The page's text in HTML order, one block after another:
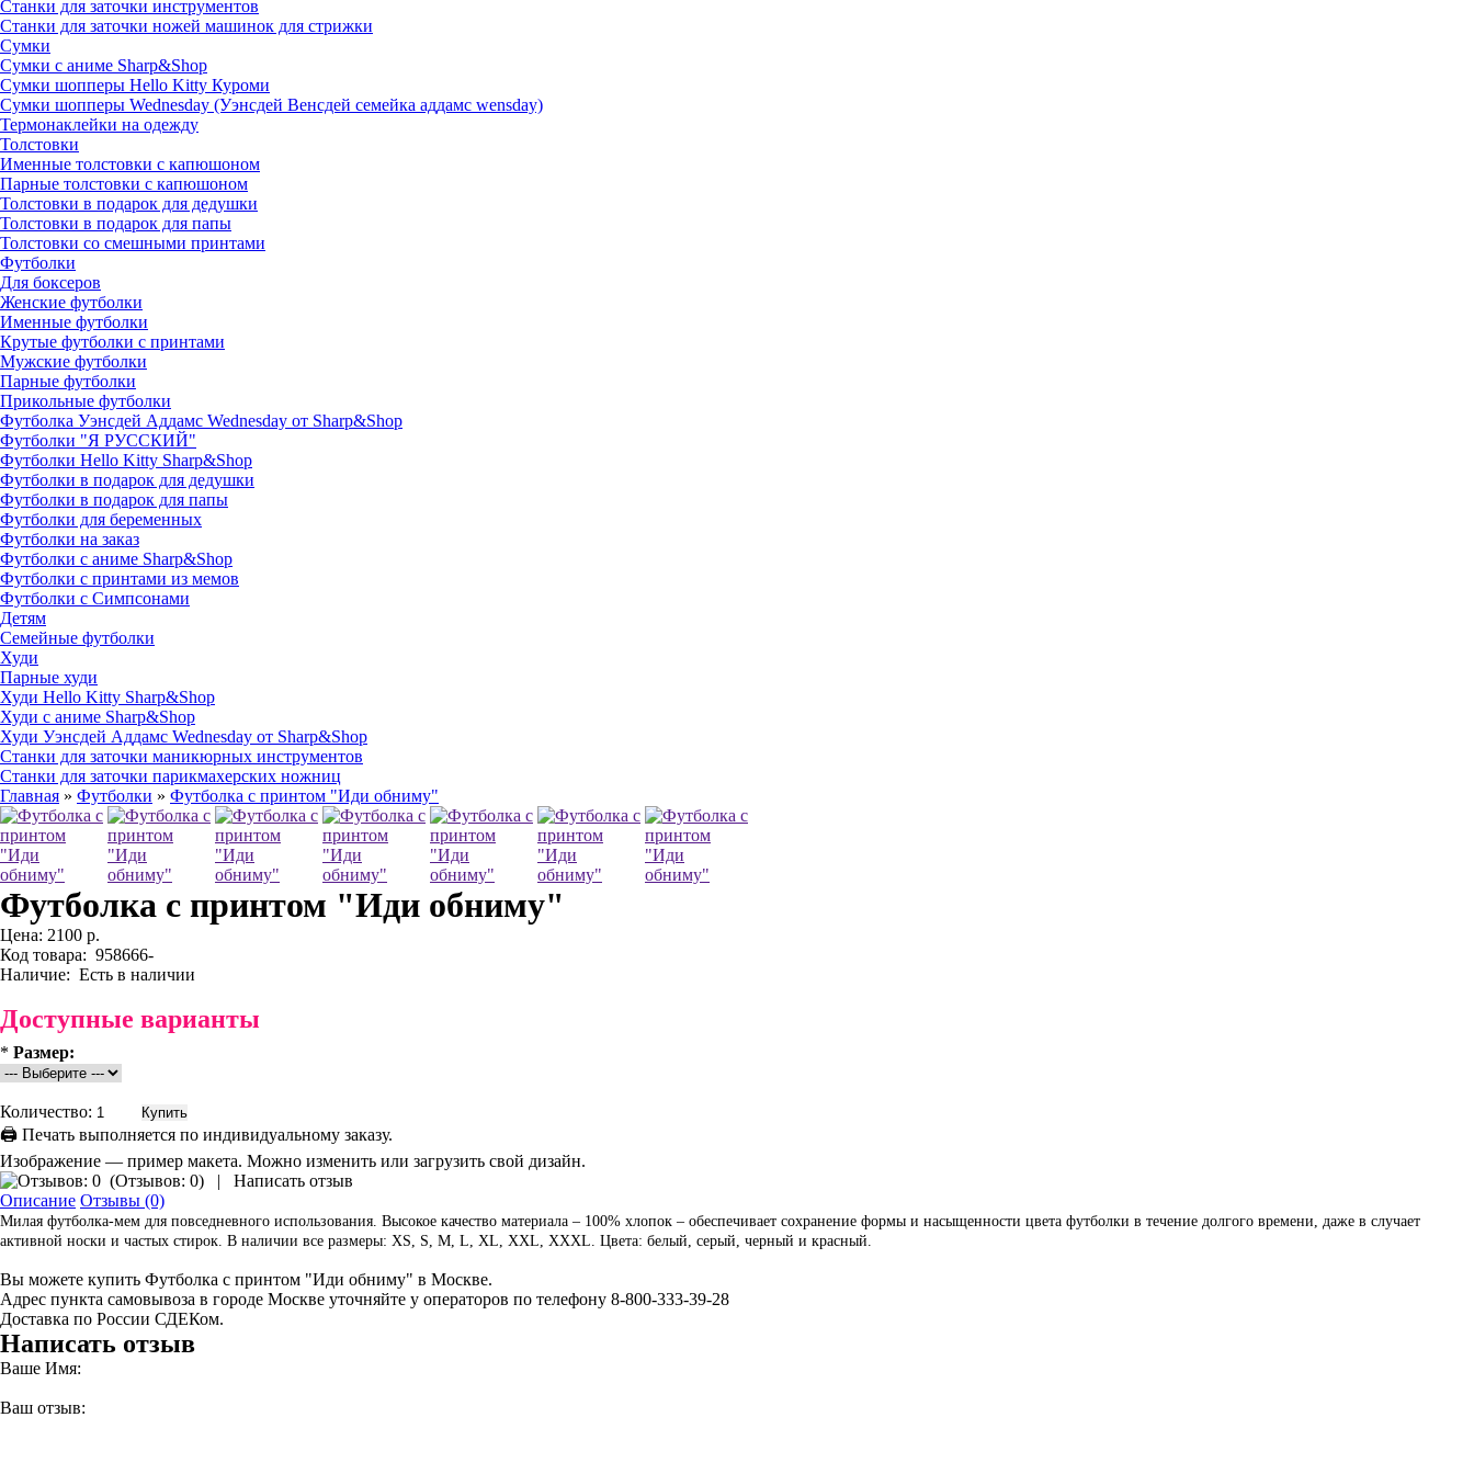
Станки для заточки инструментов
Станки для заточки ножей машинок для стрижки
Сумки
Сумки с аниме Sharp&Shop
Сумки шопперы Hello Kitty Куроми
Сумки шопперы Wednesday (Уэнсдей Венсдей семейка аддамс wensday)
Термонаклейки на одежду
Толстовки
Именные толстовки с капюшоном
Парные толстовки с капюшоном
Толстовки в подарок для дедушки
Толстовки в подарок для папы
Толстовки со смешными принтами
Футболки
Для боксеров
Женские футболки
Именные футболки
Крутые футболки с принтами
Мужские футболки
Парные футболки
Прикольные футболки
Футболка Уэнсдей Аддамс Wednesday от Sharp&Shop
Футболки "Я РУССКИЙ"
Футболки Hello Kitty Sharp&Shop
Футболки в подарок для дедушки
Футболки в подарок для папы
Футболки для беременных
Футболки на заказ
Футболки с аниме Sharp&Shop
Футболки с принтами из мемов
Футболки с Симпсонами
Детям
Семейные футболки
Худи
Парные худи
Худи Hello Kitty Sharp&Shop
Худи с аниме Sharp&Shop
Худи Уэнсдей Аддамс Wednesday от Sharp&Shop
Станки для заточки маникюрных инструментов
Станки для заточки парикмахерских ножниц
Главная » Футболки » Футболка с принтом "Иди обниму"
Футболка с принтом "Иди обниму"
Цена: 2100 р.
Код товара: 958666-
Наличие: Есть в наличии
Доступные варианты
* Размер:
Количество:
🖨 Печать выполняется по индивидуальному заказу.
Изображение — пример макета. Можно изменить или загрузить свой дизайн.
(Отзывов: 0) |
Написать отзыв
Описание Отзывы (0)
Милая футболка-мем для повседневного использования. Высокое качество материала – 100% хлопок – обеспечивает сохранение формы и насыщенности цвета футболки в течение долгого времени, даже в случает
активной носки и частых стирок. В наличии все размеры: XS, S, M, L, XL, XXL, XXXL. Цвета: белый, серый, черный и красный.
Вы можете купить Футболка с принтом "Иди обниму" в Москве.
Адрес пункта самовывоза в городе Москве уточняйте у операторов по телефону 8-800-333-39-28
Доставка по России СДЕКом.
Написать отзыв
Ваше Имя:
Ваш отзыв: